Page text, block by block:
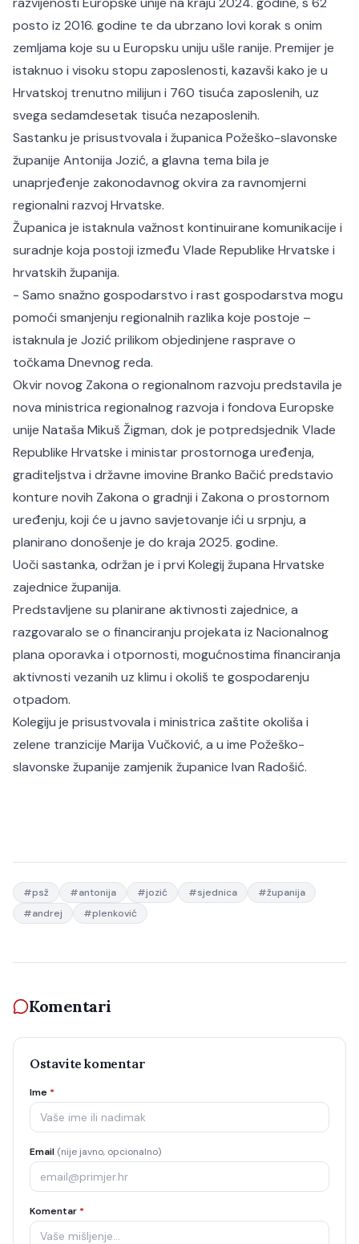
posto iz 2016. godine te da ubrzano lovi korak s onim
zemljama koje su u Europsku uniju ušle ranije. Premijer je
istaknuo i visoku stopu zaposlenosti, kazavši kako je u
Hrvatskoj trenutno milijun i 760 tisuća zaposlenih, uz
svega sedamdesetak tisuća nezaposlenih.
Sastanku je prisustvovala i županica Požeško-slavonske
županije Antonija Jozić, a glavna tema bila je
unaprjeđenje zakonodavnog okvira za ravnomjerni
regionalni razvoj Hrvatske.
Županica je istaknula važnost kontinuirane komunikacije i
suradnje koja postoji između Vlade Republike Hrvatske i
hrvatskih županija.
- Samo snažno gospodarstvo i rast gospodarstva mogu
pomoći smanjenju regionalnih razlika koje postoje –
istaknula je Jozić prilikom objedinjene rasprave o
točkama Dnevnog reda.
Okvir novog Zakona o regionalnom razvoju predstavila je
nova ministrica regionalnog razvoja i fondova Europske
unije Nataša Mikuš Žigman, dok je potpredsjednik Vlade
Republike Hrvatske i ministar prostornoga uređenja,
graditeljstva i državne imovine Branko Bačić predstavio
konture novih Zakona o gradnji i Zakona o prostornom
uređenju, koji će u javno savjetovanje ići u srpnju, a
planirano donošenje je do kraja 2025. godine.
Uoči sastanka, održan je i prvi Kolegij župana Hrvatske
zajednice županija.
Predstavljene su planirane aktivnosti zajednice, a
razgovaralo se o financiranju projekata iz Nacionalnog
plana oporavka i otpornosti, mogućnostima financiranja
aktivnosti vezanih uz klimu i okoliš te gospodarenju
otpadom.
Kolegiju je prisustvovala i ministrica zaštite okoliša i
zelene tranzicije Marija Vučković, a u ime Požeško-
slavonske županije zamjenik županice Ivan Radošić.
#psž #antonija #jozić #sjednica #županija
#andrej #plenković
Komentari
Ostavite komentar
Ime *
Email (nije javno, opcionalno)
Komentar *